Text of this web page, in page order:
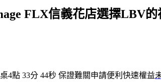
FLX信義花店選擇LBV的
4點 33分 44秒 保證難關申請便利快速權益